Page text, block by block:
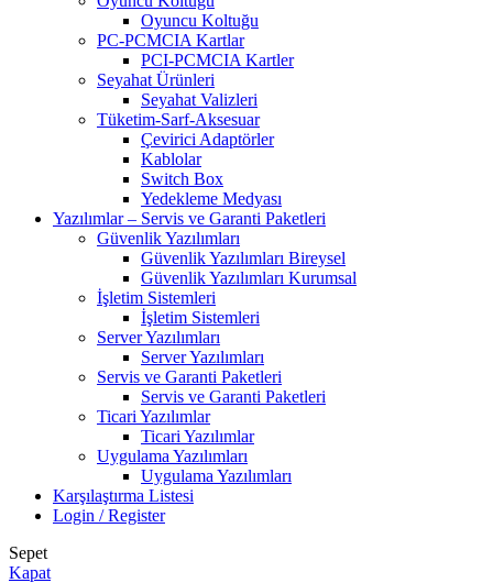
Oyuncu Koltuğu
PC-PCMCIA Kartlar
PCI-PCMCIA Kartler
Seyahat Ürünleri
Seyahat Valizleri
Tüketim-Sarf-Aksesuar
Çevirici Adaptörler
Kablolar
Switch Box
Yedekleme Medyası
Yazılımlar – Servis ve Garanti Paketleri
Güvenlik Yazılımları
Güvenlik Yazılımları Bireysel
Güvenlik Yazılımları Kurumsal
İşletim Sistemleri
İşletim Sistemleri
Server Yazılımları
Server Yazılımları
Servis ve Garanti Paketleri
Servis ve Garanti Paketleri
Ticari Yazılımlar
Ticari Yazılımlar
Uygulama Yazılımları
Uygulama Yazılımları
Karşılaştırma Listesi
Login / Register
Sepet
Kapat